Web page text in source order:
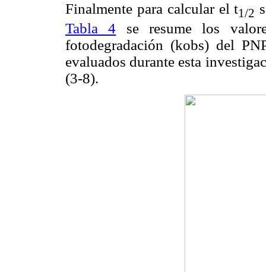
Finalmente para calcular el t1/2
Tabla 4 se resume los
fotodegradación (kobs) del
evaluados durante esta
(3-8).